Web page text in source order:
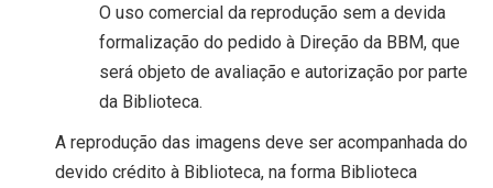
O uso comercial da reprodução sem a devida
formalização do pedido à Direção da BBM, que
será objeto de avaliação e autorização por parte
da Biblioteca.
A reprodução das imagens deve ser acompanhada do
devido crédito à Biblioteca, na forma Biblioteca